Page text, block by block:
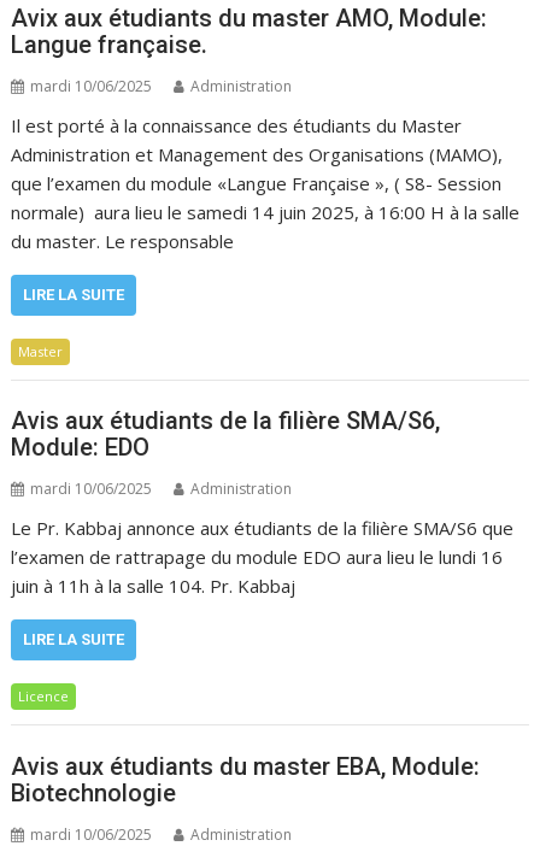
Avix aux étudiants du master AMO, Module:
Langue française.
mardi 10/06/2025 Administration
Il est porté à la connaissance des étudiants du Master
Administration et Management des Organisations (MAMO),
que l’examen du module «Langue Française », ( S8- Session
normale) aura lieu le samedi 14 juin 2025, à 16:00 H à la salle
du master. Le responsable
LIRE LA SUITE
Master
Avis aux étudiants de la filière SMA/S6,
Module: EDO
mardi 10/06/2025 Administration
Le Pr. Kabbaj annonce aux étudiants de la filière SMA/S6 que
l’examen de rattrapage du module EDO aura lieu le lundi 16
juin à 11h à la salle 104. Pr. Kabbaj
LIRE LA SUITE
Licence
Avis aux étudiants du master EBA, Module:
Biotechnologie
mardi 10/06/2025 Administration